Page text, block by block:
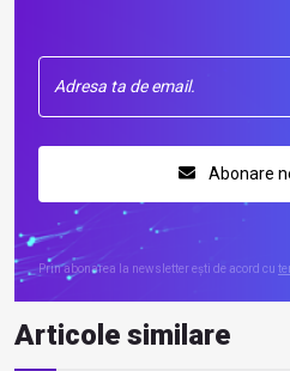
Abonare
Prin abonarea la newsletter ești de acord cu
Articole similare